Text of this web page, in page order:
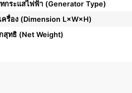
ทกระแสไฟฟ้า (Generator Type)
ครื่อง (Dimension L×W×H)
สุทธิ (Net Weight)